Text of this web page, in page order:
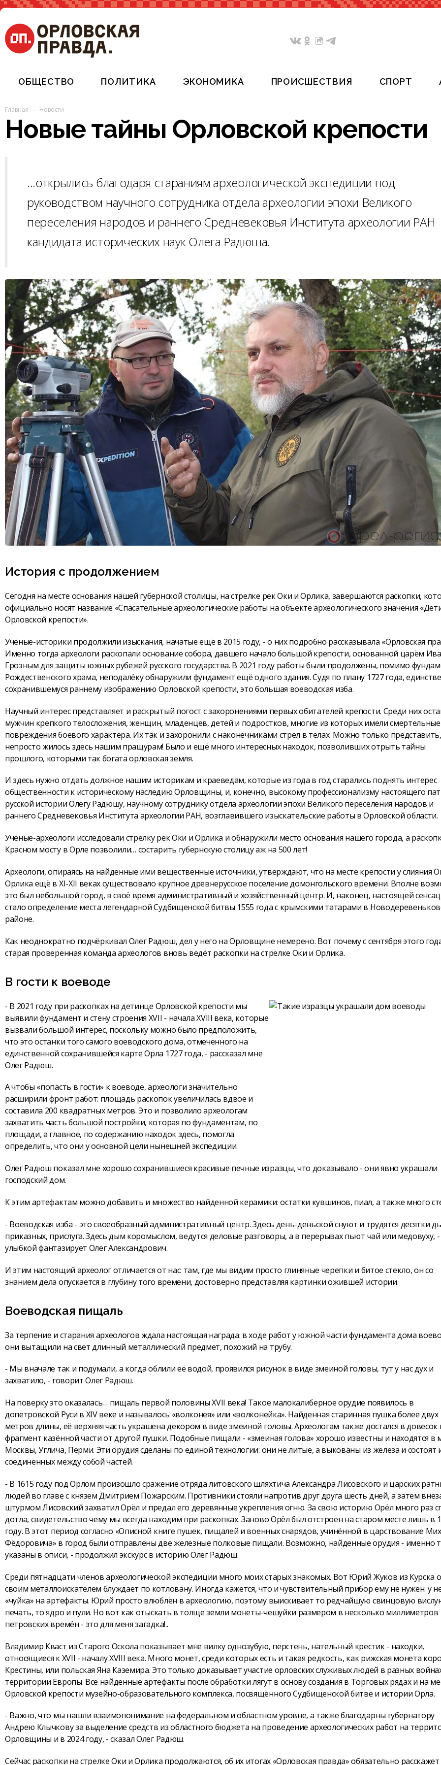
ОБЩЕСТВО ПОЛИТИКА ЭКОНОМИКА ПРОИСШЕСТВИЯ СПОРТ
Главная Новости
Новые тайны Орловской крепости
...открылись благодаря стараниям археологической экспедиции под
руководством научного сотрудника отдела археологии эпохи Великого
переселения народов и раннего Средневековья Института археологии РАН
кандидата исторических наук Олега Радюша.
История с продолжением
Сегодня на месте основания нашей губернской столицы, на стрелке рек Оки и Орлика, завершаются раскопки,
официально носят название «Спасательные археологические работы на объекте археологического значения
Орловской крепости».
Учёные-историки продолжили изыскания, начатые ещё в 2015 году, - о них подробно рассказывала «Орловская
Именно тогда археологи раскопали основание собора, давшего начало большой крепости, основанной царём
Грозным для защиты южных рубежей русского государства. В 2021 году работы были продолжены, помимо
Рождественского храма, неподалёку обнаружили фундамент ещё одного здания. Судя по плану 1727 года,
сохранившемуся раннему изображению Орловской крепости, это большая воеводская изба.
Научный интерес представляет и раскрытый погост с захоронениями первых обитателей крепости. Среди них
мужчин крепкого телосложения, женщин, младенцев, детей и подростков, многие из которых имели смертельные
повреждения боевого характера. Их так и захоронили с наконечниками стрел в телах. Можно только
непросто жилось здесь нашим пращурам! Было и ещё много интересных находок, позволивших отрыть тайны
прошлого, которыми так богата орловская земля.
И здесь нужно отдать должное нашим историкам и краеведам, которые из года в год старались поднять интерес
общественности к историческому наследию Орловщины, и, конечно, высокому профессионализму настоящего
русской истории Олегу Радюшу, научному сотруднику отдела археологии эпохи Великого переселения народов и
раннего Средневековья Института археологии РАН, возглавившего изыскательские работы в Орловской области.
Учёные-археологи исследовали стрелку рек Оки и Орлика и обнаружили место основания нашего города, а
Красном мосту в Орле позволили… состарить губернскую столицу аж на 500 лет!
Археологи, опираясь на найденные ими вещественные источники, утверждают, что на месте крепости у слияния
Орлика ещё в XI-XII веках существовало крупное древнерусское поселение домонгольского времени. Вполне
это был небольшой город, в своё время административный и хозяйственный центр. И, наконец, настоящей
стало определение места легендарной Судбищенской битвы 1555 года с крымскими татарами в
районе.
Как неоднократно подчёркивал Олег Радюш, дел у него на Орловщине немерено. Вот почему с сентября этого
старая проверенная команда археологов вновь ведёт раскопки на стрелке Оки и Орлика.
В гости к воеводе
- В 2021 году при раскопках на детинце Орловской крепости мы
выявили фундамент и стену строения XVII - начала XVIII века, которые
вызвали большой интерес, поскольку можно было предположить,
что это останки того самого воеводского дома, отмеченного на
единственной сохранившейся карте Орла 1727 года, - рассказал мне
Олег Радюш.
А чтобы «попасть в гости» к воеводе, археологи значительно
расширили фронт работ: площадь раскопок увеличилась вдвое и
составила 200 квадратных метров. Это и позволило археологам
захватить часть большой постройки, которая по фундаментам, по
площади, а главное, по содержанию находок здесь, помогла
определить, что они у основной цели нынешней экспедиции.
Олег Радюш показал мне хорошо сохранившиеся красивые печные изразцы, что доказывало - они явно украшали
господский дом.
К этим артефактам можно добавить и множество найденной керамики: остатки кувшинов, пиал, а также много
- Воеводская изба - это своеобразный административный центр. Здесь день-деньской снуют и трудятся десятки
приказных, прислуга. Здесь дым коромыслом, ведутся деловые разговоры, а в перерывах пьют чай или медовуху, -
улыбкой фантазирует Олег Александрович.
И этим настоящий археолог отличается от нас: там, где мы видим просто глиняные черепки и битое стекло, он со
знанием дела опускается в глубину того времени, достоверно представляя картинки ожившей истории.
Воеводская пищаль
За терпение и старания археологов ждала настоящая награда: в ходе работ у южной части фундамента дома
они вытащили на свет длинный металлический предмет, похожий на трубу.
- Мы вначале так и подумали, а когда облили её водой, проявился рисунок в виде змеиной головы, тут у нас дух и
захватило, - говорит Олег Радюш.
На поверку это оказалась… пищаль первой половины XVII века! Такое малокалиберное орудие появилось в
допетровской Руси в XIV веке и называлось «волконея» или «волконейка». Найденная старинная пушка более двух
метров длины, её верхняя часть украшена декором в виде змеиной головы. Археологам также достался в довесок
фрагмент казённой части от другой пушки. Подобные пищали - «змеиная голова» хорошо известны и находятся в
Москвы, Углича, Перми. Эти орудия сделаны по единой технологии: они не литые, а выкованы из железа и состоят
соединённых между собой частей.
- В 1615 году под Орлом произошло сражение отряда литовского шляхтича Александра Лисовского и царских
людей во главе с князем Дмитрием Пожарским. Противники стояли напротив друг друга шесть дней, а затем
штурмом Лисовский захватил Орёл и предал его деревянные укрепления огню. За свою историю Орёл много раз
дотла, свидетельство чему мы всегда находим при раскопках. Заново Орёл был отстроен на старом месте лишь в
году. В этот период согласно «Описной книге пушек, пищалей и военных снарядов, учинённой в царствование
Фёдоровича» в город были отправлены две железные полковые пищали. Возможно, найденные орудия - именно
указаны в описи, - продолжил экскурс в историю Олег Радюш.
Среди пятнадцати членов археологической экспедиции много моих старых знакомых. Вот Юрий Жуков из Курска
своим металлоискателем блуждает по котловану. Иногда кажется, что и чувствительный прибор ему не нужен: у
«чуйка» на артефакты. Юрий просто влюблён в археологию, поэтому выискивает то редчайшую свинцовую
печать, то ядро и пули. Но вот как отыскать в толще земли монеты-чешуйки размером в несколько миллиметров
петровских времён - это для меня загадка!..
Владимир Кваст из Старого Оскола показывает мне вилку однозубую, перстень, нательный крестик - находки,
относящиеся к XVII - началу XVIII века. Много монет, среди которых есть и такая редкость, как рижская монета
Крестины, или польская Яна Каземира. Это только доказывает участие орловских служивых людей в разных
территории Европы. Все найденные артефакты после обработки лягут в основу создания в Торговых рядах и на
Орловской крепости музейно-образовательного комплекса, посвящённого Судбищенской битве и истории Орла.
- Важно, что мы нашли взаимопонимание на федеральном и областном уровне, а также благодарны губернатору
Андрею Клычкову за выделение средств из областного бюджета на проведение археологических работ на
Орловщины и в 2024 году, - сказал Олег Радюш.
Сейчас раскопки на стрелке Оки и Орлика продолжаются, об их итогах «Орловская правда» обязательно расскажет